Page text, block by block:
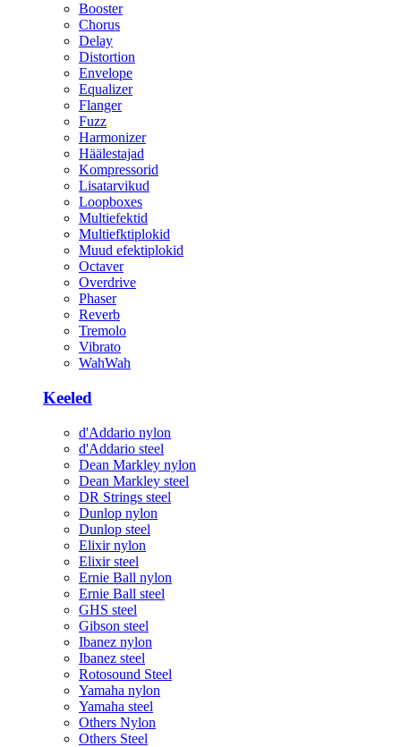
Booster
Chorus
Delay
Distortion
Envelope
Equalizer
Flanger
Fuzz
Harmonizer
Häälestajad
Kompressorid
Lisatarvikud
Loopboxes
Multiefektid
Multiefktiplokid
Muud efektiplokid
Octaver
Overdrive
Phaser
Reverb
Tremolo
Vibrato
WahWah
Keeled
d'Addario nylon
d'Addario steel
Dean Markley nylon
Dean Markley steel
DR Strings steel
Dunlop nylon
Dunlop steel
Elixir nylon
Elixir steel
Ernie Ball nylon
Ernie Ball steel
GHS steel
Gibson steel
Ibanez nylon
Ibanez steel
Rotosound Steel
Yamaha nylon
Yamaha steel
Others Nylon
Others Steel